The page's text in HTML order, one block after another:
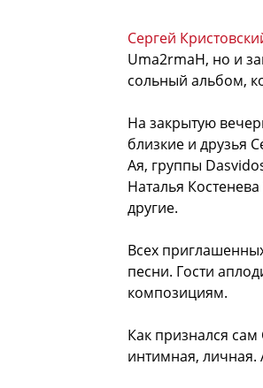
Сергей
Uma2rmaH, но и
сольный альбом,
На закрытую
близкие и друзья
Ая, группы
Наталья
другие.
Всех
песни. Гости
композициям.
Как признался сам
интимная, личная.